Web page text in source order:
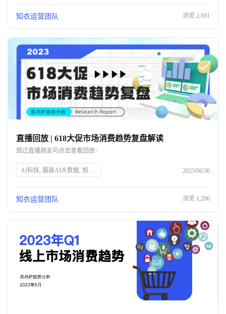
知衣运营团队 浏览 2,691
直播回放 | 618大促市场消费趋势复盘解读
错过直播朋友可点击查看回放~
AI科技, 服装AI大数据, 知衣科技, 头部企业, 人工智能, 服装行业, 数据分析, 技术创新, 智能解决方案, 时尚技术 2023/06/30
知衣运营团队 浏览 1,206